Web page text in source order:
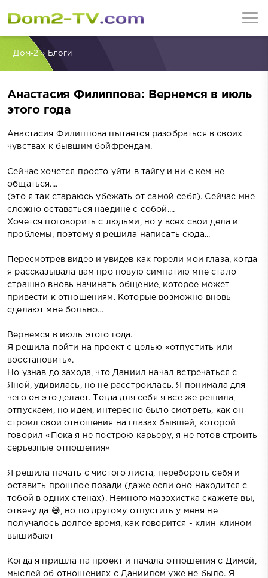
Дом-2» Блоги
Анастасия Филиппова: Вернемся в июль
этого года
Анастасия Филиппова пытается разобраться в своих
чувствах к бывшим бойфрендам.
Сейчас хочется просто уйти в тайгу и ни с кем не
общаться....
(это я так стараюсь убежать от самой себя). Сейчас мне
сложно оставаться наедине с собой....
Хочется поговорить с людьми, но у всех свои дела и
проблемы, поэтому я решила написать сюда...
Пересмотрев видео и увидев как горели мои глаза, когда
я рассказывала вам про новую симпатию мне стало
страшно вновь начинать общение, которое может
привести к отношениям. Которые возможно вновь
сделают мне больно…
Вернемся в июль этого года.
Я решила пойти на проект с целью «отпустить или
восстановить».
Но узнав до захода, что Даниил начал встречаться с
Яной, удивилась, но не расстроилась. Я понимала для
чего он это делает. Тогда для себя я все же решила,
отпускаем, но идем, интересно было смотреть, как он
строил свои отношения на глазах бывшей, которой
говорил «Пока я не построю карьеру, я не готов строить
серьезные отношения»
Я решила начать с чистого листа, перебороть себя и
оставить прошлое позади (даже если оно находится с
тобой в одних стенах). Немного мазохистка скажете вы,
отвечу да 😅, но по другому отпустить у меня не
получалось долгое время, как говорится - клин клином
вышибают
Когда я пришла на проект и начала отношения с Димой,
мыслей об отношениях с Даниилом уже не было. Я